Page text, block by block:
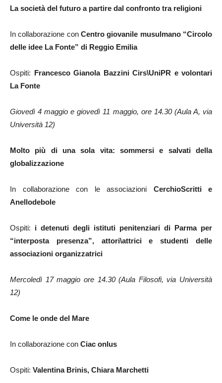
La società del futuro a partire dal confronto tra religioni
In collaborazione con Centro giovanile musulmano “Circolo
delle idee La Fonte” di Reggio Emilia
Ospiti: Francesco Gianola Bazzini Cirs\UniPR e volontari
La Fonte
Giovedì 4 maggio e giovedì 11 maggio, ore 14.30 (Aula A, via
Università 12)
Molto più di una sola vita: sommersi e salvati della
globalizzazione
In collaborazione con le associazioni CerchioScritti e
Anellodebole
Ospiti: i detenuti degli istituti penitenziari di Parma per
“interposta presenza”, attori\attrici e studenti delle
associazioni organizzatrici
Mercoledì 17 maggio ore 14.30 (Aula Filosofi, via Università
12)
Come le onde del Mare
In collaborazione con Ciac onlus
Ospiti: Valentina Brinis, Chiara Marchetti